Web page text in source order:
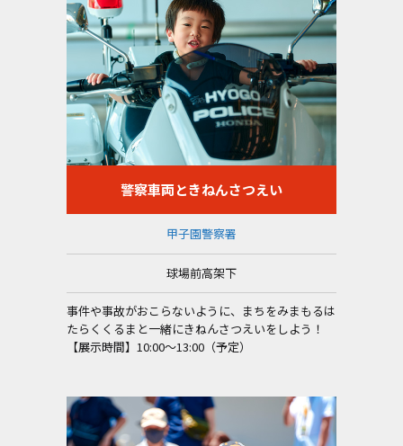
警察車両ときねんさつえい
甲子園警察署
球場前高架下
事件や事故がおこらないように、まちをみまもるは
たらくくるまと一緒にきねんさつえいをしよう！
【展示時間】10:00～13:00（予定）